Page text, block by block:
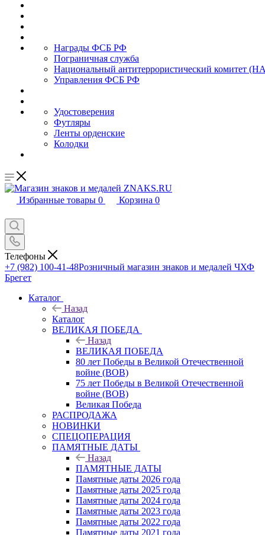
Награды ФСБ РФ
Пограничная служба
Национальный антитеррористический комитет
Управления ФСБ РФ
Удостоверения
Футляры
Ленты орденские
Колодки
Избранные товары 0 Корзина 0
Телефоны
+7 (982) 100-41-48Розничный магазин знаков и медалей ЧХФ
Брегет
Каталог
Назад
Каталог
ВЕЛИКАЯ ПОБЕДА
Назад
ВЕЛИКАЯ ПОБЕДА
80 лет Победы в Великой Отечественной
войне (ВОВ)
75 лет Победы в Великой Отечественной
войне (ВОВ)
Великая Победа
РАСПРОДАЖА
НОВИНКИ
СПЕЦОПЕРАЦИЯ
ПАМЯТНЫЕ ДАТЫ
Назад
ПАМЯТНЫЕ ДАТЫ
Памятные даты 2026 года
Памятные даты 2025 года
Памятные даты 2024 года
Памятные даты 2023 года
Памятные даты 2022 года
Памятные даты 2021 года